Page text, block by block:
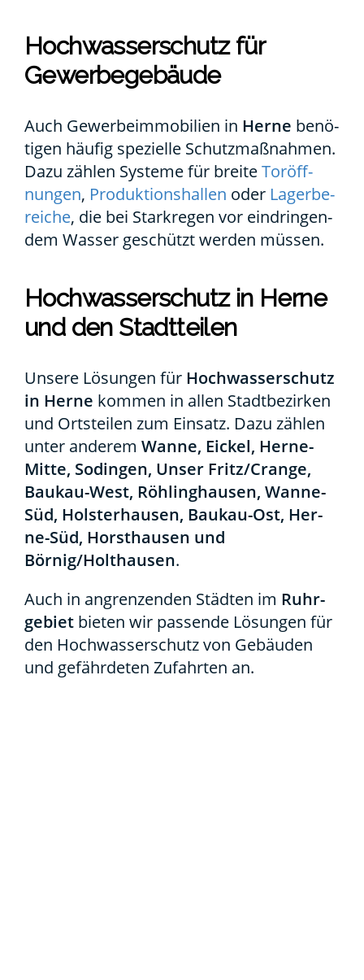
Hoch­was­ser­schutz für
Gewer­be­ge­bäu­de
Auch Gewer­be­im­mo­bi­li­en in Her­ne benö­
ti­gen häu­fig spe­zi­el­le Schutz­maß­nah­men.
Dazu zäh­len Sys­te­me für brei­teTor­öff­
nun­gen, Pro­duk­ti­ons­hal­len oder Lager­be­
rei­che, die bei Stark­re­gen vor ein­drin­gen­
dem Was­ser geschützt wer­den müs­sen.
Hoch­was­ser­schutz in Her­ne
und den Stadt­tei­len
Unse­re Lösun­gen für Hoch­was­ser­schutz
in Her­ne kom­men in allen Stadt­be­zir­ken
und Orts­tei­len zum Ein­satz. Dazu zäh­len
unter ande­rem Wan­ne, Eickel, Her­­ne-
Mit­­te, Sodin­gen, Unser Fritz/Crange,
Bau­­kau-West, Röh­ling­hau­sen, Wan­­ne-
Süd, Hols­ter­hau­sen, Bau­­kau-Ost, Her­­
ne-Süd, Horst­hau­sen und
Börnig/Holthausen.
Auch in angren­zen­den Städ­ten im Ruhr­
ge­biet bie­ten wir pas­sen­de Lösun­gen für
den Hoch­was­ser­schutz von Gebäu­den
und gefähr­de­ten Zufahr­ten an.